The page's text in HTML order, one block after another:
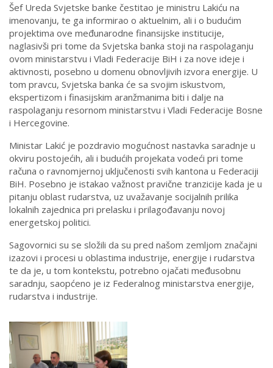
Šef Ureda Svjetske banke čestitao je ministru Lakiću na
imenovanju, te ga informirao o aktuelnim, ali i o budućim
projektima ove međunarodne finansijske institucije,
naglasivši pri tome da Svjetska banka stoji na raspolaganju
ovom ministarstvu i Vladi Federacije BiH i za nove ideje i
aktivnosti, posebno u domenu obnovljivih izvora energije. U
tom pravcu, Svjetska banka će sa svojim iskustvom,
ekspertizom i finasijskim aranžmanima biti i dalje na
raspolaganju resornom ministarstvu i Vladi Federacije Bosne
i Hercegovine.
Ministar Lakić je pozdravio mogućnost nastavka saradnje u
okviru postojećih, ali i budućih projekata vodeći pri tome
računa o ravnomjernoj uključenosti svih kantona u Federaciji
BiH. Posebno je istakao važnost pravične tranzicije kada je u
pitanju oblast rudarstva, uz uvažavanje socijalnih prilika
lokalnih zajednica pri prelasku i prilagođavanju novoj
energetskoj politici.
Sagovornici su se složili da su pred našom zemljom značajni
izazovi i procesi u oblastima industrije, energije i rudarstva
te da je, u tom kontekstu, potrebno ojačati međusobnu
saradnju, saopćeno je iz Federalnog ministarstva energije,
rudarstva i industrije.